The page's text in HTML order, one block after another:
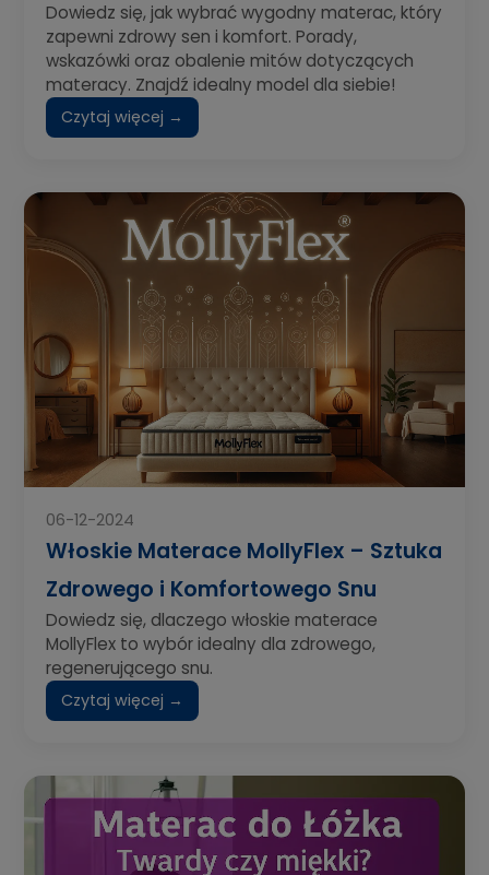
Dowiedz się, jak wybrać wygodny materac, który
zapewni zdrowy sen i komfort. Porady,
wskazówki oraz obalenie mitów dotyczących
materacy. Znajdź idealny model dla siebie!
Czytaj więcej →
06-12-2024
Włoskie Materace MollyFlex – Sztuka
Zdrowego i Komfortowego Snu
Dowiedz się, dlaczego włoskie materace
MollyFlex to wybór idealny dla zdrowego,
regenerującego snu.
Czytaj więcej →